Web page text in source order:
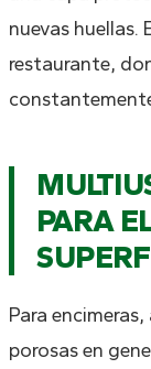
nuevas huellas.
restaurante,
PARA
Para
porosas en